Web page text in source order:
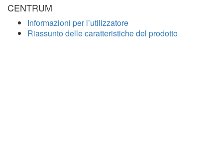
CENTRUM
Informazioni per l’utilizzatore
Riassunto delle caratteristiche del prodotto